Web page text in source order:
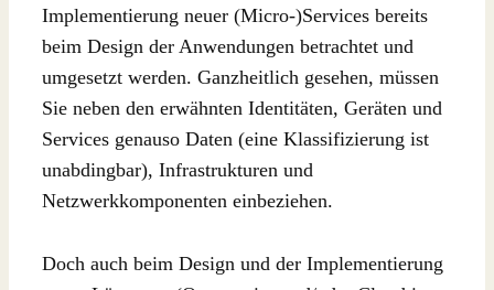
Implementierung neuer (Micro-)Services bereits
beim Design der Anwendungen betrachtet und
umgesetzt werden. Ganzheitlich gesehen, müssen
Sie neben den erwähnten Identitäten, Geräten und
Services genauso Daten (eine Klassifizierung ist
unabdingbar), Infrastrukturen und
Netzwerkkomponenten einbeziehen.
Doch auch beim Design und der Implementierung